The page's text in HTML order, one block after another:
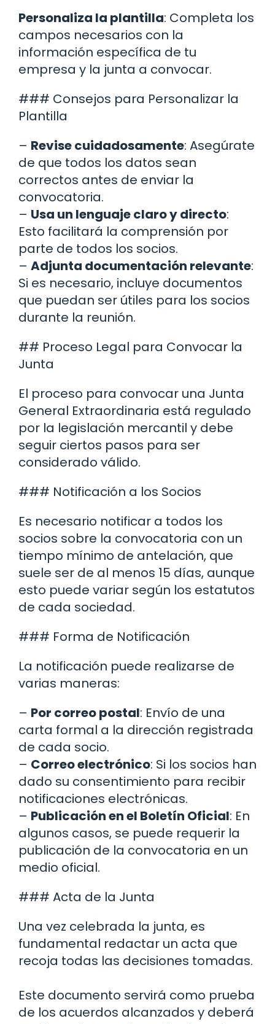
Personaliza la plantilla: Completa los
campos necesarios con la
información específica de tu
empresa y la junta a convocar.
### Consejos para Personalizar la
Plantilla
– Revise cuidadosamente: Asegúrate
de que todos los datos sean
correctos antes de enviar la
convocatoria.
– Usa un lenguaje claro y directo:
Esto facilitará la comprensión por
parte de todos los socios.
– Adjunta documentación relevante:
Si es necesario, incluye documentos
que puedan ser útiles para los socios
durante la reunión.
## Proceso Legal para Convocar la
Junta
El proceso para convocar una Junta
General Extraordinaria está regulado
por la legislación mercantil y debe
seguir ciertos pasos para ser
considerado válido.
### Notificación a los Socios
Es necesario notificar a todos los
socios sobre la convocatoria con un
tiempo mínimo de antelación, que
suele ser de al menos 15 días, aunque
esto puede variar según los estatutos
de cada sociedad.
### Forma de Notificación
La notificación puede realizarse de
varias maneras:
– Por correo postal: Envío de una
carta formal a la dirección registrada
de cada socio.
– Correo electrónico: Si los socios han
dado su consentimiento para recibir
notificaciones electrónicas.
– Publicación en el Boletín Oficial: En
algunos casos, se puede requerir la
publicación de la convocatoria en un
medio oficial.
### Acta de la Junta
Una vez celebrada la junta, es
fundamental redactar un acta que
recoja todas las decisiones tomadas.
Este documento servirá como prueba
de los acuerdos alcanzados y deberá